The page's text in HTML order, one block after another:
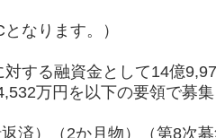
なります。）
する融資金として14億
万円を以下の要領で募
済）（2か月物）（第8次